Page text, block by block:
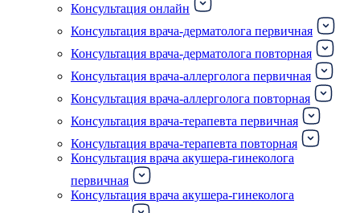
Консультация онлайн
Консультация врача-дерматолога первичная
Консультация врача-дерматолога повторная
Консультация врача-аллерголога первичная
Консультация врача-аллерголога повторная
Консультация врача-терапевта первичная
Консультация врача-терапевта повторная
Консультация врача акушера-гинеколога
первичная
Консультация врача акушера-гинеколога